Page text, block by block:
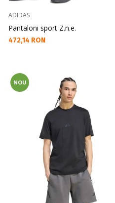
ADIDAS
Pantaloni sport Z.n.e.
Текуща цена:
472,14 RON
NOU